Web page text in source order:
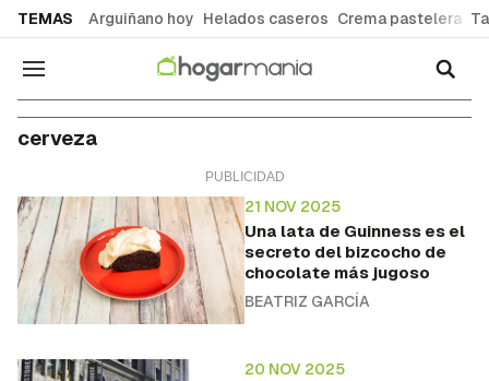
TEMAS Arguiñano hoy Helados caseros Crema pastelera
Navegación
cerveza
21 NOV 2025
Una lata de Guinness es el
secreto del bizcocho de
chocolate más jugoso
BEATRIZ GARCÍA
20 NOV 2025